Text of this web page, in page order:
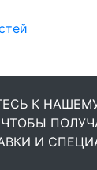
К
И